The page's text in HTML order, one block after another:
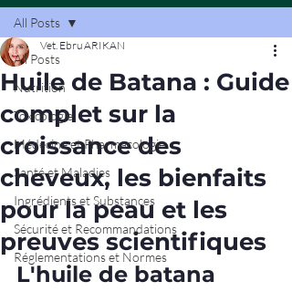
All Posts
Nutrition
Toxicologie
Médecine et Pharmacologie
Santé et Maladies
Ingrédients et Substances
Sécurité et Recommandations
Réglementations et Normes
All Posts
Huile de Batana : Guide
complet sur la
croissance des
cheveux, les bienfaits
pour la peau et les
preuves scientifiques
Vet. Ebru ARIKAN
L'huile de batana